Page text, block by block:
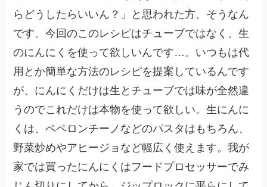
らどうしたらいいん？」と思われた方、そうなん
です、今回のこのレシピはチューブではなく、生
のにんにくを使って欲しいんです…。いつもは代
用とか簡単な方法のレシピを提案しているんです
が、にんにくだけは生とチューブでは味が全然違
うのでこれだけは本物を使って欲しい。生にんに
くは、ペペロンチーノなどのパスタはもちろん、
野菜炒めやアヒージョなど幅広く使えます。我が
家では買ったにんにくはフードプロセッサーでみ